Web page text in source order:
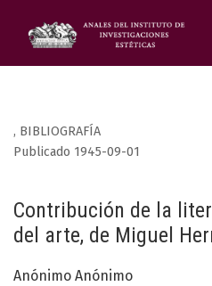
, BIBLIOGRAFÍA
Contribución de la
del arte, de Miguel
Publicado 1945-09-01
Anónimo Anónimo